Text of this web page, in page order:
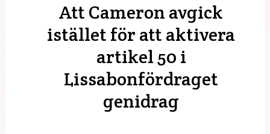
Att Cameron avgick
istället för att aktivera
artikel 50 i
Lissabonfördraget
genidrag